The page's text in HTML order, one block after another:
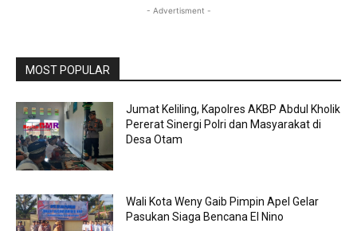
- Advertisment -
MOST POPULAR
Jumat Keliling, Kapolres AKBP Abdul Kholik
Pererat Sinergi Polri dan Masyarakat di
Desa Otam
Wali Kota Weny Gaib Pimpin Apel Gelar
Pasukan Siaga Bencana El Nino